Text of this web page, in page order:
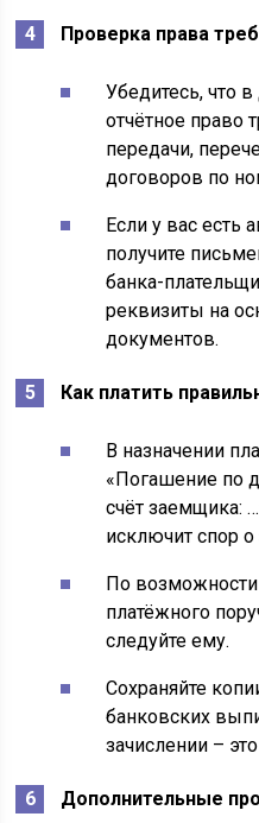
Проверка права
Убедитесь, что
отчётное право
передачи,
договоров по
Если у вас есть
получите
банка-
реквизиты на
документов.
Как платить
В назначении
«Погашение по
счёт заемщика:
исключит спор о
По возможности
платёжного
следуйте ему.
Сохраняйте
банковских
зачислении –
Дополнительные